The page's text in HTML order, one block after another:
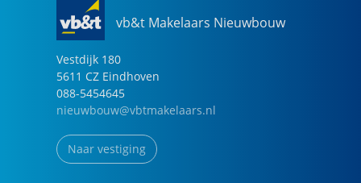
vb&t Makelaars Nieuwbouw
Vestdijk 180
5611 CZ Eindhoven
088-5454645
nieuwbouw@vbtmakelaars.nl
Naar vestiging